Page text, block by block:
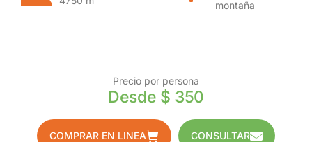
montaña
Precio por persona
Desde $ 350
COMPRAR EN LINEA CONSULTAR